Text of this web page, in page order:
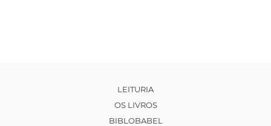
LEITURIA
OS LIVROS
BIBLOBABEL